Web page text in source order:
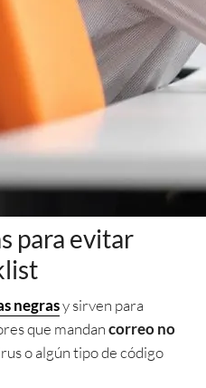
para evitar
negrasy sirven para
que mandancorreo no
o algún tipo de código